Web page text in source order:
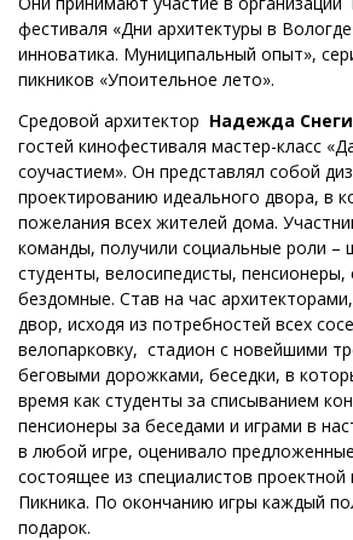
фестиваля «Дни архитектуры в
инноватика. Муниципальный опыт»,
пикников «Упоительное лето».
Средовой архитектор Надежда
гостей кинофестиваля мастер-класс
соучастием». Он представлял собой
проектированию идеального двора, в
пожелания всех жителей дома.
команды, получили социальные роли –
студенты, велосипедисты,
бездомные. Став на час
двор, исходя из потребностей всех
велопарковку, стадион с новейшими
беговыми дорожками, беседки, в
время как студенты за списыванием
пенсионеры за беседами и играми в
в любой игре, оценивало
состоящее из специалистов проектной
Пикника. По окончанию игры каждый
подарок.